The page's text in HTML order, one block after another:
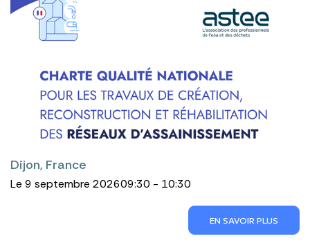
Dijon, France
Le 9 septembre 202609:30 - 10:30
EN SAVOIR PLUS